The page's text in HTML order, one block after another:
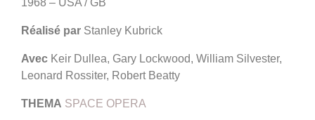
1968 – USA / GB
Réalisé par Stanley Kubrick
Avec Keir Dullea, Gary Lockwood, William Silvester,
Leonard Rossiter, Robert Beatty
THEMA SPACE OPERA